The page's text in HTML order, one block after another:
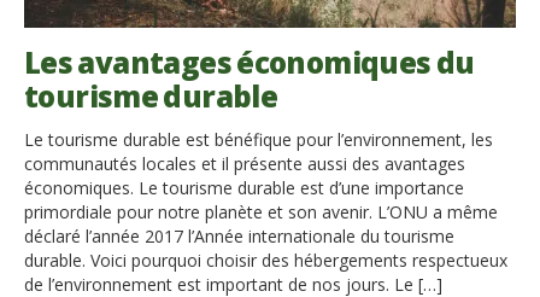
Les avantages économiques du
tourisme durable
Le tourisme durable est bénéfique pour l’environnement, les
communautés locales et il présente aussi des avantages
économiques. Le tourisme durable est d’une importance
primordiale pour notre planète et son avenir. L’ONU a même
déclaré l’année 2017 l’Année internationale du tourisme
durable. Voici pourquoi choisir des hébergements respectueux
de l’environnement est important de nos jours. Le […]